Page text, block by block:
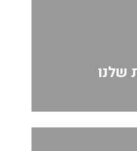
שלנו